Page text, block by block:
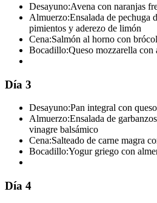
Desayuno:Avena con naranjas
Almuerzo:Ensalada de pechuga
pimientos y aderezo de limón
Cena:Salmón al horno con
Bocadillo:Queso mozzarella con
Día 3
Desayuno:Pan integral con
Almuerzo:Ensalada de
vinagre balsámico
Cena:Salteado de carne magra
Bocadillo:Yogur griego con
Día 4